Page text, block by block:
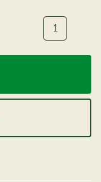
Antal